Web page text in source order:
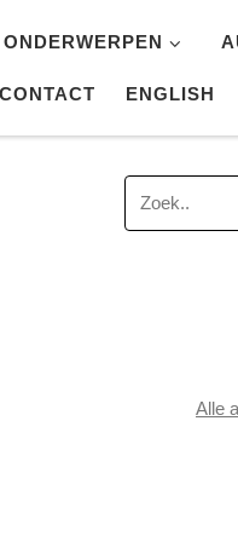
ONDERWERPEN
CONTACT ENGLISH
Alle